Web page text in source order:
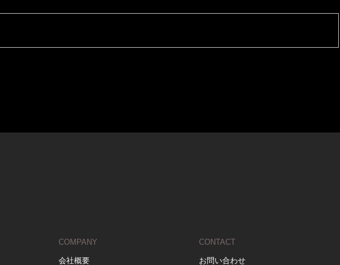
COMPANY
会社概要
CONTACT
お問い合わせ